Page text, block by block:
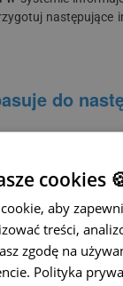
do
NTSC. Jeśli
cookies
aby
treści,
zgodę na
Polityka